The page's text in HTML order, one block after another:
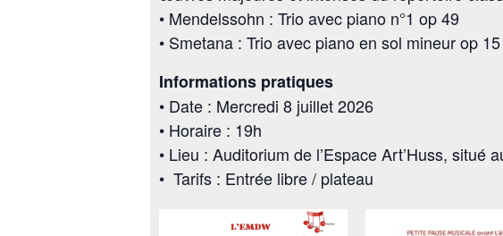
• Mendelssohn : Trio avec piano n°1 op 49
• Smetana : Trio avec piano en sol mineur op 15
Informations pratiques
• Date : Mercredi 8 juillet 2026
• Horaire : 19h
• Lieu : Auditorium de l’Espace Art’Huss,
• Tarifs : Entrée libre / plateau